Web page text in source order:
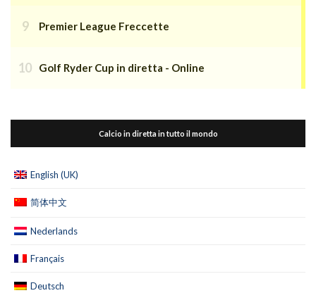
Premier League Freccette
Golf Ryder Cup in diretta - Online
Calcio in diretta in tutto il mondo
English (UK)
简体中文
Nederlands
Français
Deutsch